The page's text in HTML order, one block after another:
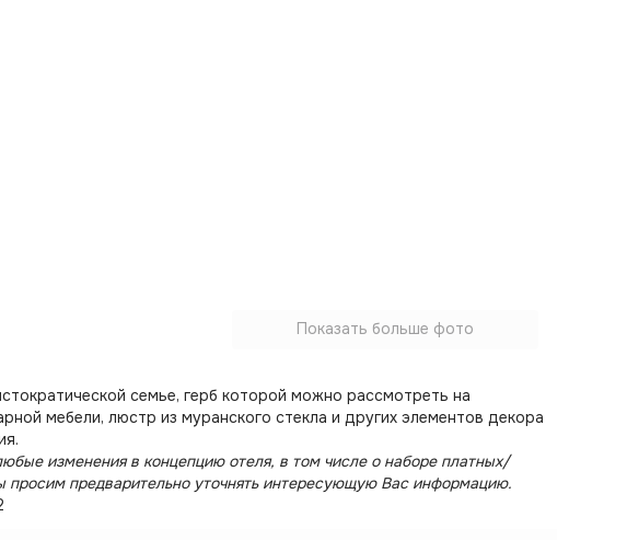
Показать больше фото
семье, герб которой можно рассмотреть на
мебели, люстр из муранского стекла и других элементов декора
изменения в концепцию отеля, в том числе о наборе платных/
просим предварительно уточнять интересующую Вас информацию.